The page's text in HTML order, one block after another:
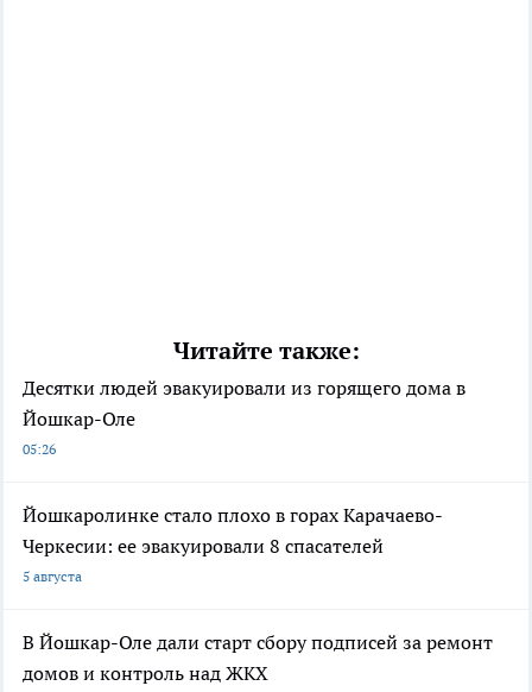
Читайте также:
Десятки людей эвакуировали из горящего дома в
Йошкар-Оле
05:26
Йошкаролинке стало плохо в горах Карачаево-
Черкесии: ее эвакуировали 8 спасателей
5 августа
В Йошкар-Оле дали старт сбору подписей за ремонт
домов и контроль над ЖКХ